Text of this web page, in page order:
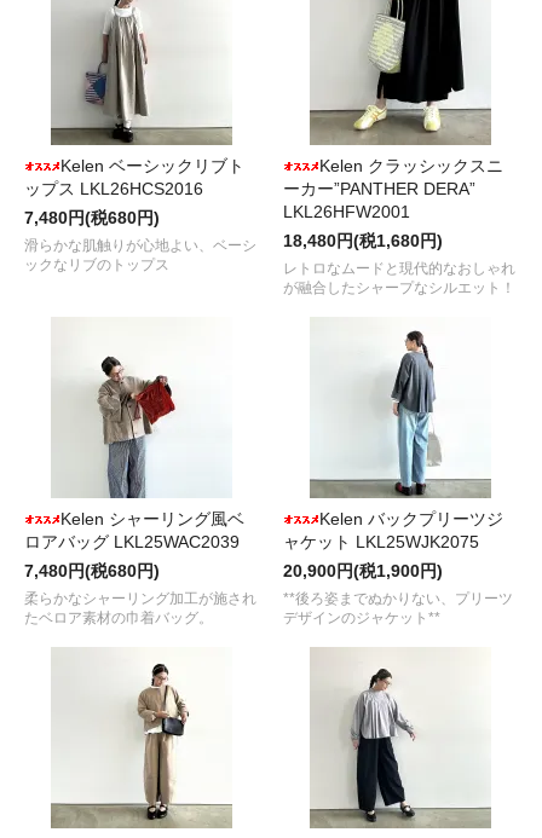
Kelen ベーシックリブト
ップス LKL26HCS2016
7,480円(税680円)
滑らかな肌触りが心地よい、ベーシ
ックなリブのトップス
Kelen クラッシックスニ
ーカー”PANTHER DERA”
LKL26HFW2001
18,480円(税1,680円)
レトロなムードと現代的なおしゃれ
が融合したシャープなシルエット！
Kelen シャーリング風ベ
ロアバッグ LKL25WAC2039
7,480円(税680円)
柔らかなシャーリング加工が施され
たベロア素材の巾着バッグ。
Kelen バックプリーツジ
ャケット LKL25WJK2075
20,900円(税1,900円)
**後ろ姿までぬかりない、プリーツ
デザインのジャケット**